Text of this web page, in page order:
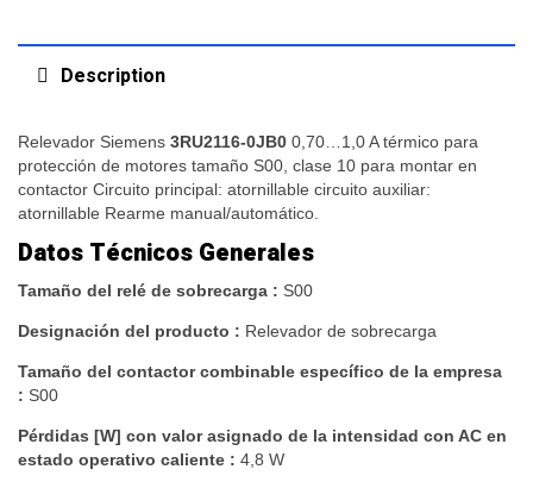
Description
Relevador Siemens 3RU2116-0JB0 0,70…1,0 A térmico para
protección de motores tamaño S00, clase 10 para montar en
contactor Circuito principal: atornillable circuito auxiliar:
atornillable Rearme manual/automático.
Datos Técnicos Generales
Tamaño del relé de sobrecarga : S00
Designación del producto : Relevador de sobrecarga
Tamaño del contactor combinable específico de la empresa
: S00
Pérdidas [W] con valor asignado de la intensidad con AC en
estado operativo caliente : 4,8 W